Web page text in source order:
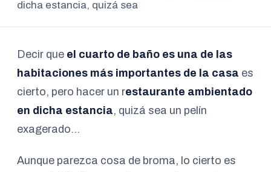
dicha estancia, quizá sea
Decir que el cuarto de baño es una de las
habitaciones más importantes de la casa es
cierto, pero hacer un restaurante ambientado
en dicha estancia, quizá sea un pelín
exagerado…
Aunque parezca cosa de broma, lo cierto es